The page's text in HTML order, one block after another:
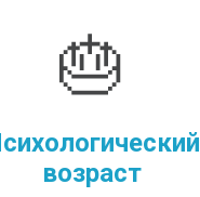
🎂
возраст